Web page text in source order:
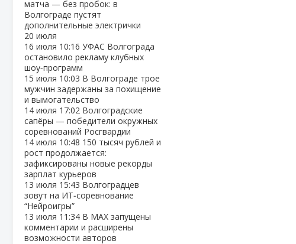
матча — без пробок: в
Волгограде пустят
дополнительные электрички
20 июля
16 июля 10:16 УФАС Волгограда
остановило рекламу клубных
шоу‑программ
15 июля 10:03 В Волгограде трое
мужчин задержаны за похищение
и вымогательство
14 июля 17:02 Волгоградские
сапёры — победители окружных
соревнований Росгвардии
14 июля 10:48 150 тысяч рублей и
рост продолжается:
зафиксированы новые рекорды
зарплат курьеров
13 июля 15:43 Волгоградцев
зовут на ИТ‑соревнование
“Нейроигры”
13 июля 11:34 В МАХ запущены
комментарии и расширены
возможности авторов